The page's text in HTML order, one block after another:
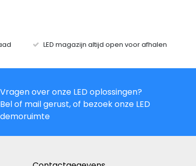
LED magazijn altijd open voor afhalen
Vragen over onze LED oplossingen?
Bel of mail gerust, of bezoek onze LED
demoruimte